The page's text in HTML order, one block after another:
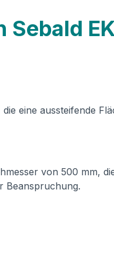
eine aussteifende
von 500 mm,
Beanspruchung.